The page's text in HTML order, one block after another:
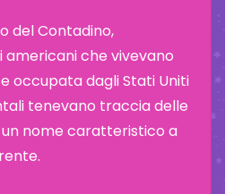
del Contadino,
che vivevano
occupata dagli Stati Uniti
tenevano traccia delle
nome caratteristico a